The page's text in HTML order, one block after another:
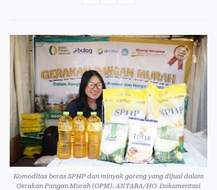
Komoditas beras SPHP dan minyak goreng yang dijual dalam
Gerakan Pangan Murah (GPM). ANTARA/HO-Dokumentasi